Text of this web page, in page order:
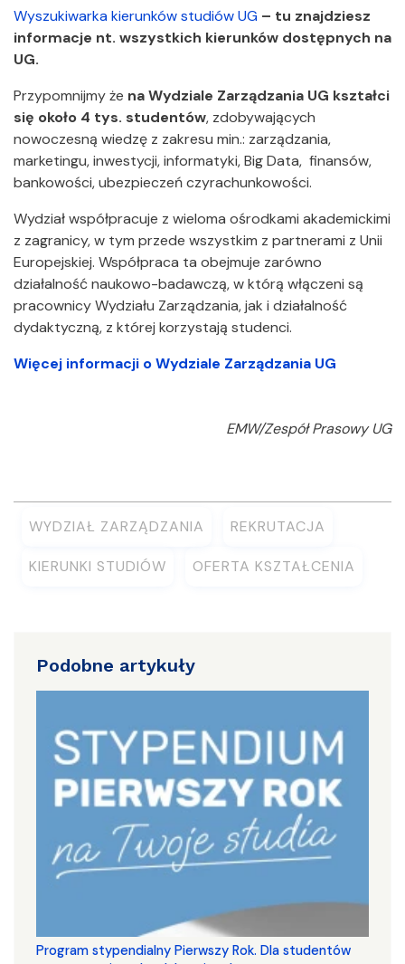
Wyszukiwarka kierunków studiów UG – tu znajdziesz
informacje nt. wszystkich kierunków dostępnych na
UG.
Przypomnijmy że na Wydziale Zarządzania UG kształci
się około 4 tys. studentów, zdobywających
nowoczesną wiedzę z zakresu min.: zarządzania,
marketingu, inwestycji, informatyki, Big Data, finansów,
bankowości, ubezpieczeń czyrachunkowości.
Wydział współpracuje z wieloma ośrodkami akademickimi
z zagranicy, w tym przede wszystkim z partnerami z Unii
Europejskiej. Współpraca ta obejmuje zarówno
działalność naukowo-badawczą, w którą włączeni są
pracownicy Wydziału Zarządzania, jak i działalność
dydaktyczną, z której korzystają studenci.
Więcej informacji o Wydziale Zarządzania UG
EMW/Zespół Prasowy UG
WYDZIAŁ ZARZĄDZANIA REKRUTACJA
KIERUNKI STUDIÓW OFERTA KSZTAŁCENIA
Podobne artykuły
Program stypendialny Pierwszy Rok. Dla studentów